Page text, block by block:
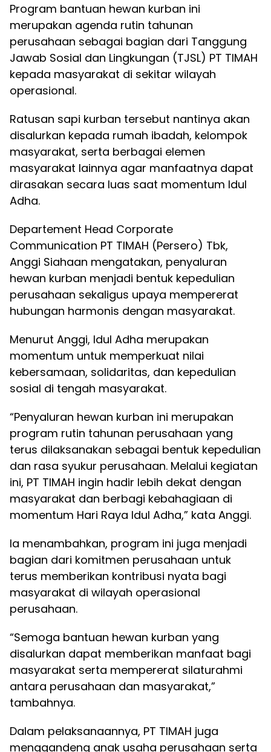
Program bantuan hewan kurban ini
merupakan agenda rutin tahunan
perusahaan sebagai bagian dari Tanggung
Jawab Sosial dan Lingkungan (TJSL) PT TIMAH
kepada masyarakat di sekitar wilayah
operasional.
Ratusan sapi kurban tersebut nantinya akan
disalurkan kepada rumah ibadah, kelompok
masyarakat, serta berbagai elemen
masyarakat lainnya agar manfaatnya dapat
dirasakan secara luas saat momentum Idul
Adha.
Departement Head Corporate
Communication PT TIMAH (Persero) Tbk,
Anggi Siahaan mengatakan, penyaluran
hewan kurban menjadi bentuk kepedulian
perusahaan sekaligus upaya mempererat
hubungan harmonis dengan masyarakat.
Menurut Anggi, Idul Adha merupakan
momentum untuk memperkuat nilai
kebersamaan, solidaritas, dan kepedulian
sosial di tengah masyarakat.
“Penyaluran hewan kurban ini merupakan
program rutin tahunan perusahaan yang
terus dilaksanakan sebagai bentuk kepedulian
dan rasa syukur perusahaan. Melalui kegiatan
ini, PT TIMAH ingin hadir lebih dekat dengan
masyarakat dan berbagi kebahagiaan di
momentum Hari Raya Idul Adha,” kata Anggi.
Ia menambahkan, program ini juga menjadi
bagian dari komitmen perusahaan untuk
terus memberikan kontribusi nyata bagi
masyarakat di wilayah operasional
perusahaan.
“Semoga bantuan hewan kurban yang
disalurkan dapat memberikan manfaat bagi
masyarakat serta mempererat silaturahmi
antara perusahaan dan masyarakat,”
tambahnya.
Dalam pelaksanaannya, PT TIMAH juga
menggandeng anak usaha perusahaan serta